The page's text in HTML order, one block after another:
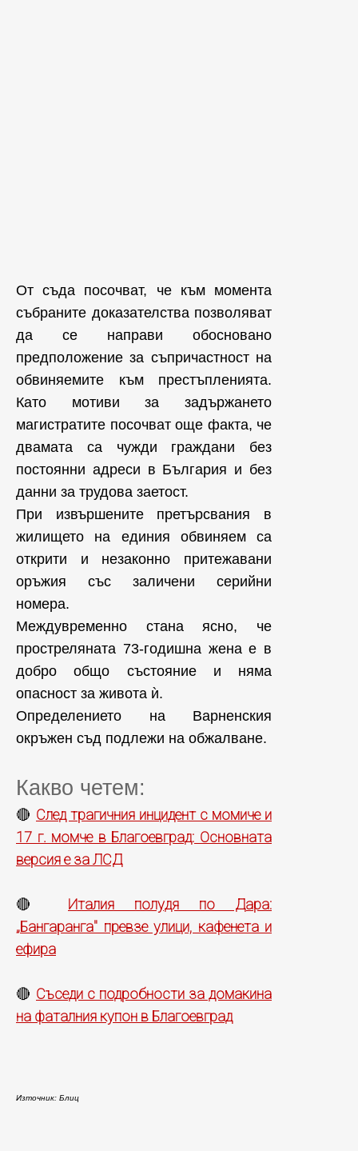
От съда посочват, че към момента
събраните доказателства позволяват
да се направи обосновано
предположение за съпричастност на
обвиняемите към престъпленията.
Като мотиви за задържането
магистратите посочват още факта, че
двамата са чужди граждани без
постоянни адреси в България и без
данни за трудова заетост.
При извършените претърсвания в
жилището на единия обвиняем са
открити и незаконно притежавани
оръжия със заличени серийни
номера.
Междувременно стана ясно, че
простреляната 73-годишна жена е в
добро общо състояние и няма
опасност за живота ѝ.
Определението на Варненския
окръжен съд подлежи на обжалване.
Какво четем:
🔴 След трагичния инцидент с момиче и
17 г. момче в Благоевград: Основната
версия е за ЛСД
🔴 Италия полудя по Дара:
„Бангаранга" превзе улици, кафенета и
ефира
🔴 Съседи с подробности за домакина
на фаталния купон в Благоевград
Източник: Блиц